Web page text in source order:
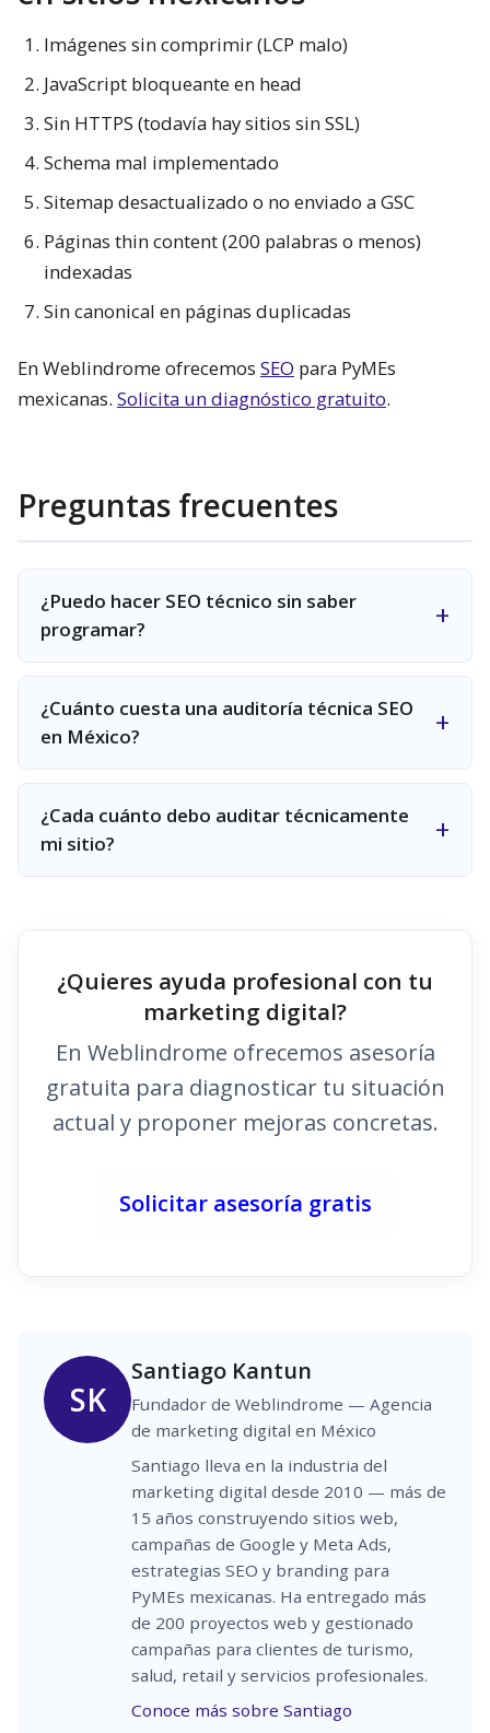
Imágenes sin comprimir (LCP malo)
JavaScript bloqueante en head
Sin HTTPS (todavía hay sitios sin SSL)
Schema mal implementado
Sitemap desactualizado o no enviado a GSC
Páginas thin content (200 palabras o menos)
indexadas
Sin canonical en páginas duplicadas
En Weblindrome ofrecemos SEO para PyMEs
mexicanas. Solicita un diagnóstico gratuito.
Preguntas frecuentes
¿Puedo hacer SEO técnico sin saber
programar?
¿Cuánto cuesta una auditoría técnica SEO
en México?
¿Cada cuánto debo auditar técnicamente
mi sitio?
¿Quieres ayuda profesional con tu
marketing digital?
En Weblindrome ofrecemos asesoría
gratuita para diagnosticar tu situación
actual y proponer mejoras concretas.
Solicitar asesoría gratis
SK
Santiago Kantun
Fundador de Weblindrome — Agencia
de marketing digital en México
Santiago lleva en la industria del
marketing digital desde 2010 — más de
15 años construyendo sitios web,
campañas de Google y Meta Ads,
estrategias SEO y branding para
PyMEs mexicanas. Ha entregado más
de 200 proyectos web y gestionado
campañas para clientes de turismo,
salud, retail y servicios profesionales.
Conoce más sobre Santiago